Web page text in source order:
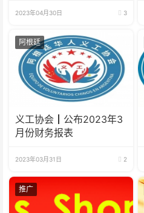
2023年04月30日 3
阿根廷
义工协会┃公布2023年3
月份财务报表
2023年03月31日 2
推广